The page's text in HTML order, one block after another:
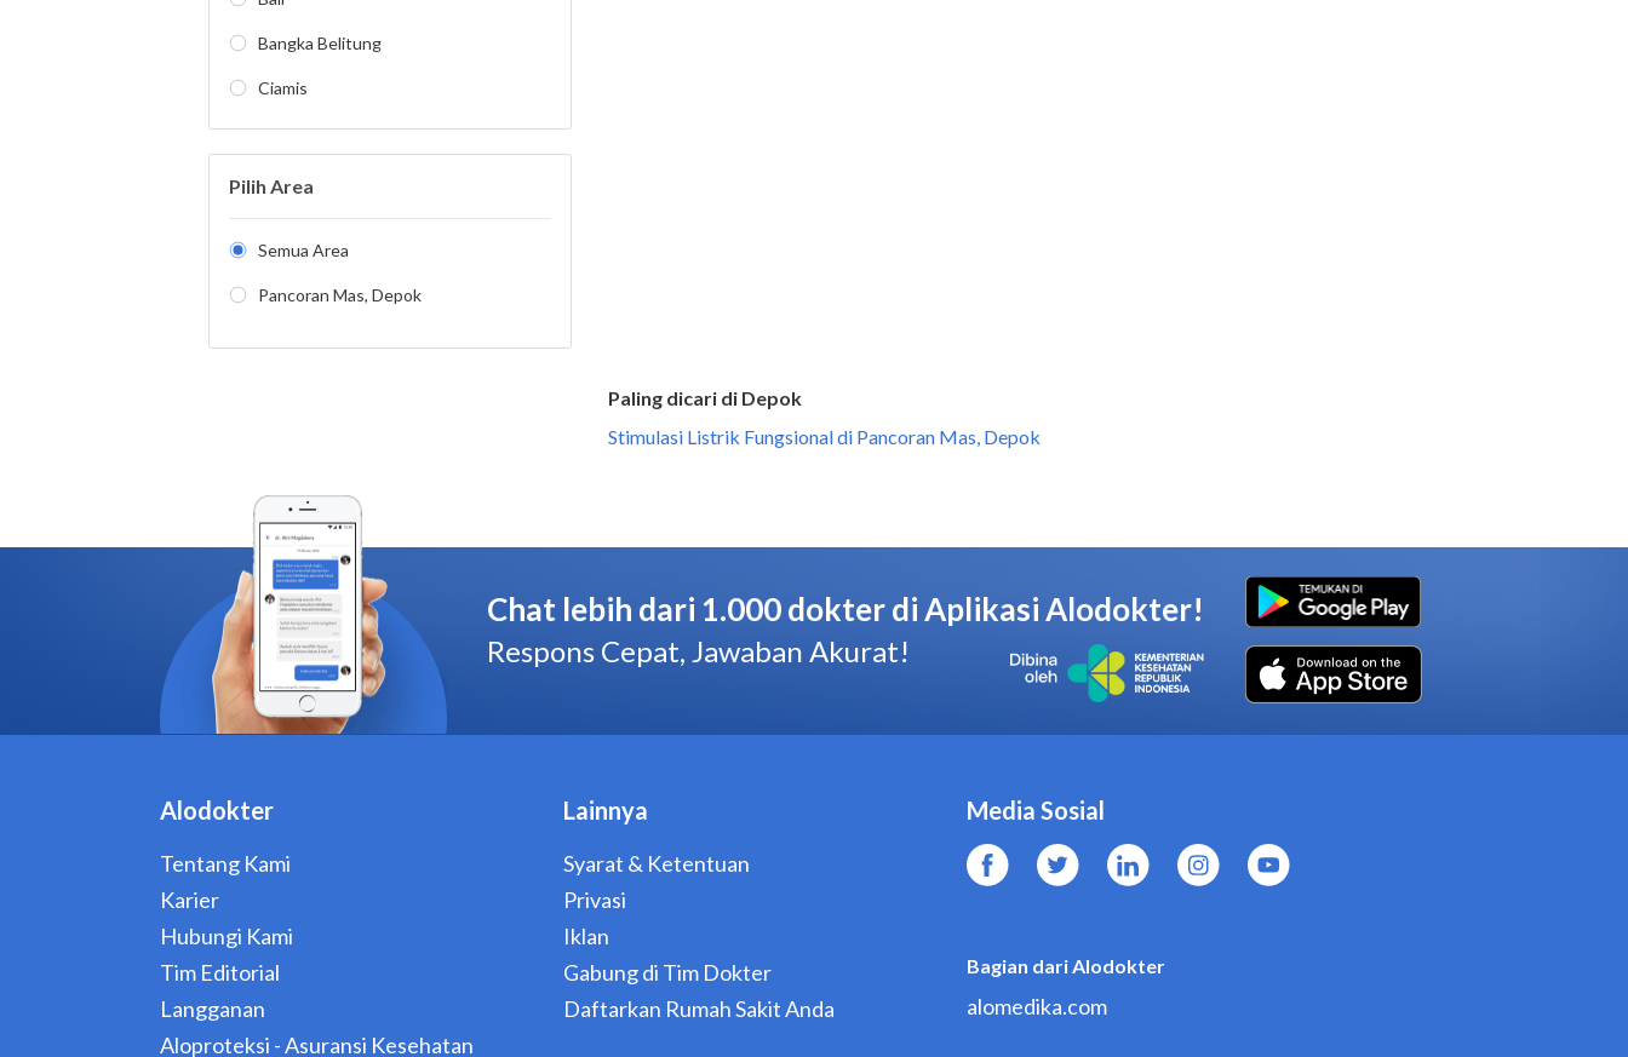
Paling dicari di Depok
Stimulasi Listrik Fungsional di Pancoran Mas, Depok